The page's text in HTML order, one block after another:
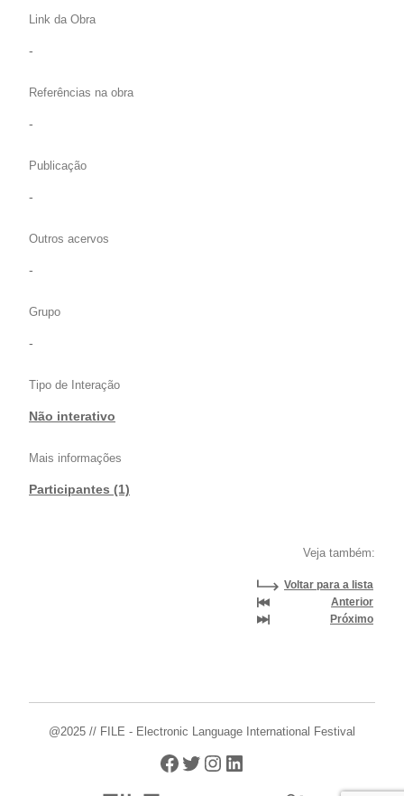
Link da Obra
-
Referências na obra
-
Publicação
-
Outros acervos
-
Grupo
-
Tipo de Interação
Não interativo
Mais informações
Participantes (1)
Veja também:
Voltar para a lista
Anterior
Próximo
@2025 // FILE - Electronic Language International Festival
Facebook
Twitter
Instagram
LinkedIn